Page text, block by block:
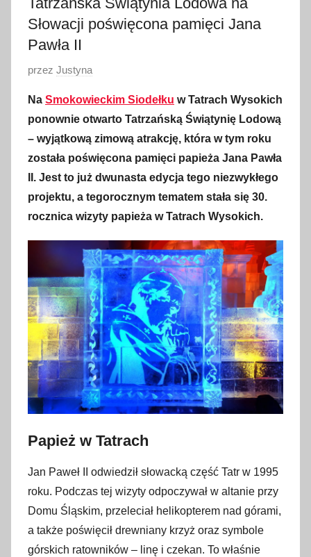
Słowacji poświęcona pamięci Jana
Pawła II
O
u
b
l
i
o
w
1
7
l
i
s
t
o
p
d
a
przez Justyna
Na Smokowieckim Siodełku w Tatrach Wysokich
ponownie otwarto Tatrzańską Świątynię Lodową
– wyjątkową zimową atrakcję, która w tym roku
została poświęcona pamięci papieża Jana Pawła
II. Jest to już dwunasta edycja tego niezwykłego
projektu, a tegorocznym tematem stała się 30.
rocznica wizyty papieża w Tatrach Wysokich.
Papież w Tatrach
Jan Paweł II odwiedził słowacką część Tatr w 1995
roku. Podczas tej wizyty odpoczywał w altanie przy
Domu Śląskim, przeleciał helikopterem nad górami,
a także poświęcił drewniany krzyż oraz symbole
górskich ratowników – linę i czekan. To właśnie